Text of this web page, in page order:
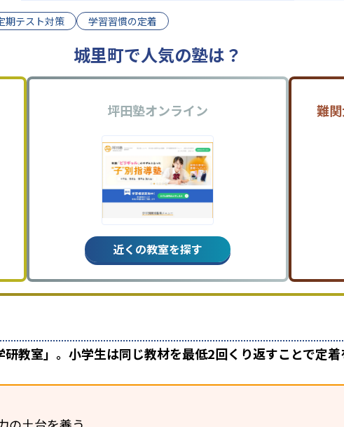
期テスト対策 学習習慣の定着
城里町で人気の塾は？
坪田塾オンライン
近くの教室を探す
難
教室」。小学生は同じ教材を最低2回くり返すことで定着